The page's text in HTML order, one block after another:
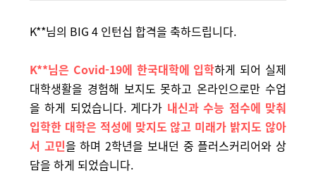
K**님의 BIG 4 인턴십 합격을 축하드립니다.
K**님은 Covid-19에 한국대학에 입학하게 되어 실제
대학생활을 경험해 보지도 못하고 온라인으로만 수업
을 하게 되었습니다. 게다가 내신과 수능 점수에 맞춰
입학한 대학은 적성에 맞지도 않고 미래가 밝지도 않아
서 고민을 하며 2학년을 보내던 중 플러스커리어와 상
담을 하게 되었습니다.